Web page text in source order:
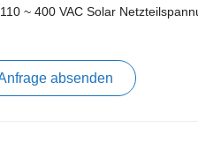
~ 400 VAC Solar
absenden